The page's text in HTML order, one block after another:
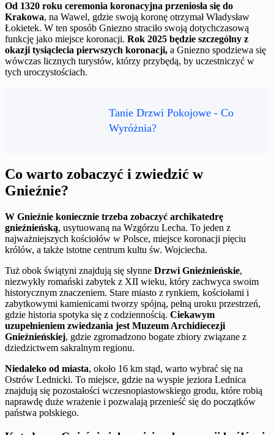
Od 1320 roku ceremonia koronacyjna przeniosła się do
Krakowa, na Wawel, gdzie swoją koronę otrzymał Władysław
Łokietek. W ten sposób Gniezno straciło swoją dotychczasową
funkcję jako miejsce koronacji. Rok 2025 będzie szczególny z
okazji tysiąclecia pierwszych koronacji, a Gniezno spodziewa się
wówczas licznych turystów, którzy przybędą, by uczestniczyć w
tych uroczystościach.
Tanie Drzwi Pokojowe - Co
Wyróżnia?
Co warto zobaczyć i zwiedzić w
Gnieźnie?
W Gnieźnie koniecznie trzeba zobaczyć archikatedrę
gnieźnieńską, usytuowaną na Wzgórzu Lecha. To jeden z
najważniejszych kościołów w Polsce, miejsce koronacji pięciu
królów, a także istotne centrum kultu św. Wojciecha.
Tuż obok świątyni znajdują się słynne Drzwi Gnieźnieńskie,
niezwykły romański zabytek z XII wieku, który zachwyca swoim
historycznym znaczeniem. Stare miasto z rynkiem, kościołami i
zabytkowymi kamienicami tworzy spójną, pełną uroku przestrzeń,
gdzie historia spotyka się z codziennością. Ciekawym
uzupełnieniem zwiedzania jest Muzeum Archidiecezji
Gnieźnieńskiej, gdzie zgromadzono bogate zbiory związane z
dziedzictwem sakralnym regionu.
Niedaleko od miasta, około 16 km stąd, warto wybrać się na
Ostrów Lednicki. To miejsce, gdzie na wyspie jeziora Lednica
znajdują się pozostałości wczesnopiastowskiego grodu, które robią
naprawdę duże wrażenie i pozwalają przenieść się do początków
państwa polskiego.